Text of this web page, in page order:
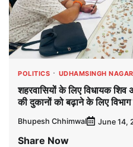
POLITICS UDHAMSINGH NAGAR
शहरवासियों के लिए विधायक
की दुकानों को बढ़ाने के लिए
Bhupesh Chhimwal June 14,
Share Now